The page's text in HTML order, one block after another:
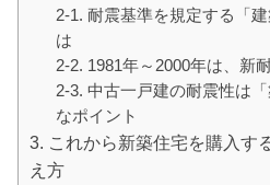
2-1. 耐震基準を規定する「
は
2-2. 1981年～2000年は、新
2-3. 中古一戸建の耐震性は
なポイント
3. これから新築住宅を購入す
え方